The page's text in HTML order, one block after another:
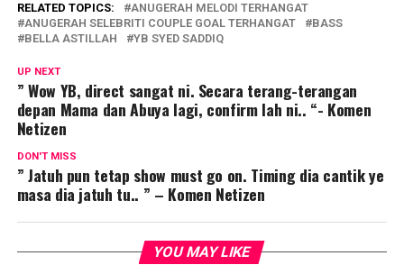
RELATED TOPICS:
ANUGERAH MELODI TERHANGAT
ANUGERAH SELEBRITI COUPLE GOAL TERHANGAT
BASS
BELLA ASTILLAH
YB SYED SADDIQ
UP NEXT
” Wow YB, direct sangat ni. Secara terang-terangan
depan Mama dan Abuya lagi, confirm lah ni.. “- Komen
Netizen
DON'T MISS
” Jatuh pun tetap show must go on. Timing dia cantik ye
masa dia jatuh tu.. ” – Komen Netizen
YOU MAY LIKE